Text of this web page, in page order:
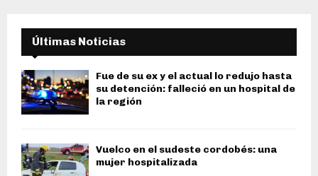
Últimas Noticias
Fue de su ex y el actual lo redujo hasta
su detención: falleció en un hospital de
la región
Vuelco en el sudeste cordobés: una
mujer hospitalizada